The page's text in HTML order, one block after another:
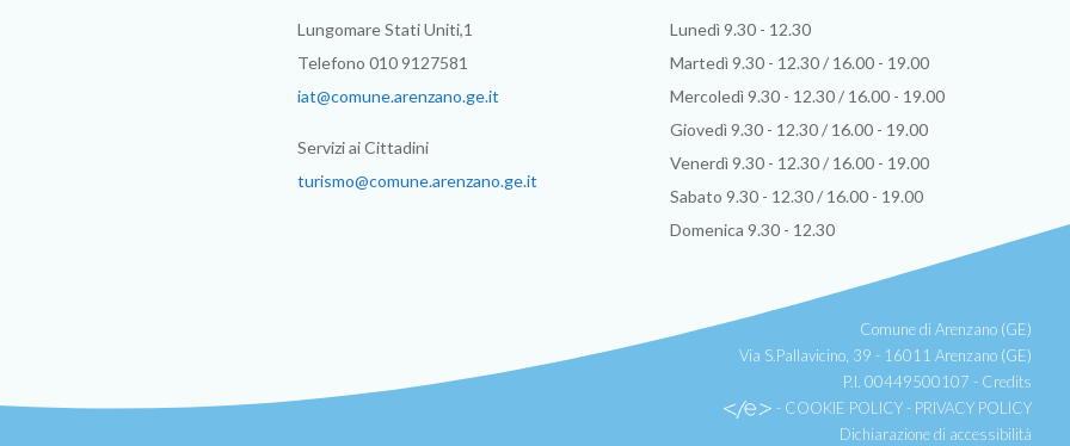
Lungomare Stati Uniti,1
Telefono 010 9127581
iat@comune.arenzano.ge.it
Servizi ai Cittadini
turismo@comune.arenzano.ge.it
Lunedì 9.30 - 12.30
Martedì 9.30 - 12.30 / 16.00 - 19.00
Mercoledì 9.30 - 12.30 / 16.00 - 19.00
Giovedì 9.30 - 12.30 / 16.00 - 19.00
Venerdì 9.30 - 12.30 / 16.00 - 19.00
Sabato 9.30 - 12.30 / 16.00 - 19.00
Domenica 9.30 - 12.30
Comune di Arenzano (GE)
Via S.Pallavicino, 39 - 16011 Arenzano (GE)
P.I. 00449500107 - Credits
- COOKIE POLICY- PRIVACY POLICY
Dichiarazione di accessibilità